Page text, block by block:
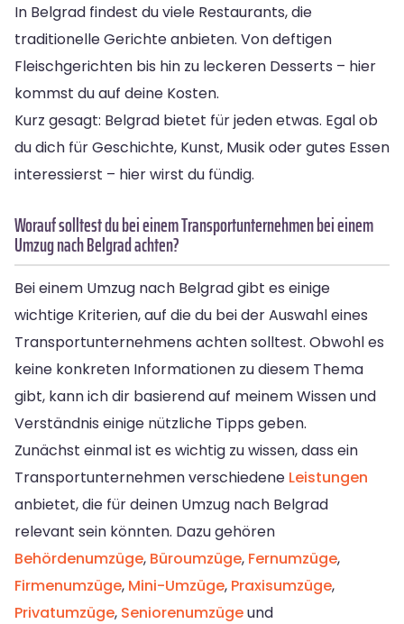
In Belgrad findest du viele Restaurants, die
traditionelle Gerichte anbieten. Von deftigen
Fleischgerichten bis hin zu leckeren Desserts – hier
kommst du auf deine Kosten.
Kurz gesagt: Belgrad bietet für jeden etwas. Egal ob
du dich für Geschichte, Kunst, Musik oder gutes Essen
interessierst – hier wirst du fündig.
Worauf solltest du bei einem Transportunternehmen bei einem
Umzug nach Belgrad achten?
Bei einem Umzug nach Belgrad gibt es einige
wichtige Kriterien, auf die du bei der Auswahl eines
Transportunternehmens achten solltest. Obwohl es
keine konkreten Informationen zu diesem Thema
gibt, kann ich dir basierend auf meinem Wissen und
Verständnis einige nützliche Tipps geben.
Zunächst einmal ist es wichtig zu wissen, dass ein
Transportunternehmen verschiedene Leistungen
anbietet, die für deinen Umzug nach Belgrad
relevant sein könnten. Dazu gehören
Behördenumzüge, Büroumzüge, Fernumzüge,
Firmenumzüge, Mini-Umzüge, Praxisumzüge,
Privatumzüge, Seniorenumzügeund